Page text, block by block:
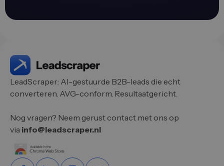
LeadScraper: AI-gestuurde B2B-leads die echt
converteren. AVG-conform. Resultaatgericht.
Nog vragen? Neem gerust contact met ons op
via info@leadscraper.nl